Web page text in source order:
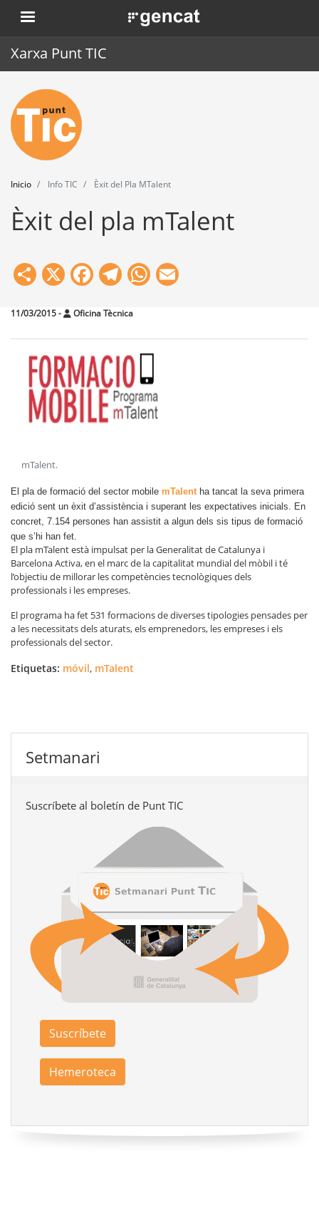
Pasar
al
. Obre en una nova finestra.
Xarxa Punt TIC
Inicio
Punt TIC
Actualidad
Agenda
Formación
Herramientas
Inicio Info TIC Èxit del Pla MTalent
Èxit del pla mTalent
Share
X Facebook
Telegram
WhatsApp
11/03/2015- Oficina Tècnica
mTalent.
El pla de formació del sector mobile mTalentha tancat la seva primera
edició sent un èxit d’assistència i superant les expectatives inicials. En
concret, 7.154 persones han assistit a algun dels sis tipus de formació
que s’hi han fet.
El pla mTalent està impulsat per la Generalitat de Catalunya i
Barcelona Activa, en el marc de la capitalitat mundial del mòbil i té
l’objectiu de millorar les competències tecnològiques dels
professionals i les empreses.
El programa ha fet 531 formacions de diverses tipologies pensades per
a les necessitats dels aturats, els emprenedors, les empreses i els
professionals del sector.
Etiquetas: móvil, mTalent
Setmanari
Suscríbete al boletín de Punt TIC
Suscríbete
Hemeroteca